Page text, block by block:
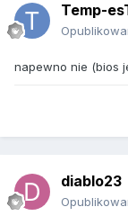
Temp-
napewno nie (bios
diablo23